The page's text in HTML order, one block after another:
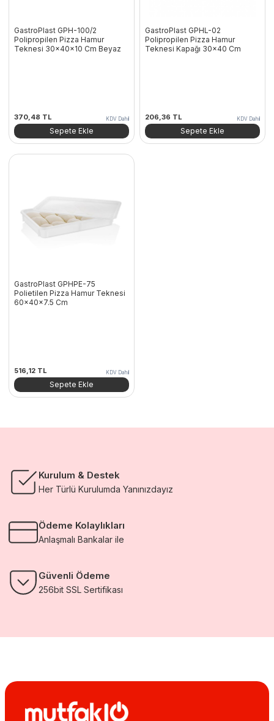
GastroPlast GPH-100/2
Polipropilen Pizza Hamur
Teknesi 30x40x10 Cm Beyaz
370,48 TL KDV Dahil
Sepete Ekle
GastroPlast GPHL-02
Polipropilen Pizza Hamur
Teknesi Kapağı 30×40 Cm
206,36 TL KDV Dahil
Sepete Ekle
GastroPlast GPHPE-75
Polietilen Pizza Hamur Teknesi
60x40x7.5 Cm
516,12 TL KDV Dahil
Sepete Ekle
Kurulum & Destek
Her Türlü Kurulumda Yanınızdayız
Ödeme Kolaylıkları
Anlaşmalı Bankalar ile
Güvenli Ödeme
256bit SSL Sertifikası